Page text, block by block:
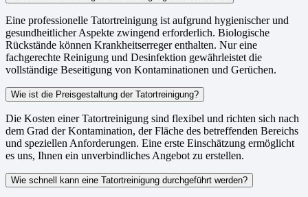
Eine professionelle Tatortreinigung ist aufgrund hygienischer und
gesundheitlicher Aspekte zwingend erforderlich. Biologische
Rückstände können Krankheitserreger enthalten. Nur eine
fachgerechte Reinigung und Desinfektion gewährleistet die
vollständige Beseitigung von Kontaminationen und Gerüchen.
Wie ist die Preisgestaltung der Tatortreinigung?
Die Kosten einer Tatortreinigung sind flexibel und richten sich nach
dem Grad der Kontamination, der Fläche des betreffenden Bereichs
und speziellen Anforderungen. Eine erste Einschätzung ermöglicht
es uns, Ihnen ein unverbindliches Angebot zu erstellen.
Wie schnell kann eine Tatortreinigung durchgeführt werden?